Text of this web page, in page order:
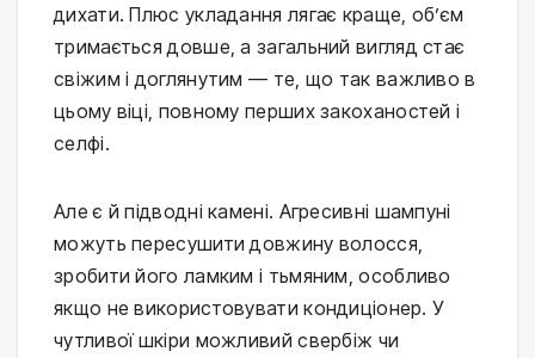
дихати. Плюс укладання лягає краще, об’єм
тримається довше, а загальний вигляд стає
свіжим і доглянутим — те, що так важливо в
цьому віці, повному перших закоханостей і
селфі.
Але є й підводні камені. Агресивні шампуні
можуть пересушити довжину волосся,
зробити його ламким і тьмяним, особливо
якщо не використовувати кондиціонер. У
чутливої шкіри можливий свербіж чи